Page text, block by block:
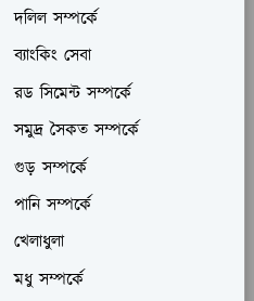
দলিল সম্পর্কে
ব্যাংকিং সেবা
রড সিমেন্ট সম্পর্কে
সমুদ্র সৈকত সম্পর্কে
গুড় সম্পর্কে
পানি সম্পর্কে
খেলাধুলা
মধু সম্পর্কে